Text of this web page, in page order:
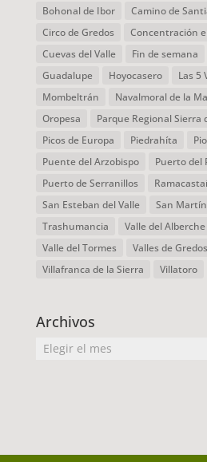
Bohonal de Ibor
Camino de
Circo de Gredos
Concentración
Cuevas del Valle
Fin de semana
Guadalupe
Hoyocasero Las 5
Mombeltrán
Navalmoral de la
Oropesa
Parque Regional Sierra
Picos de Europa
Piedrahíta
Puente del Arzobispo
Puerto del
Puerto de Serranillos
San Esteban del Valle
San
Trashumancia
Valle del Alberche
Valle del Tormes
Valles de Gredos
Villafranca de la Sierra
Villatoro
Archivos
Archivos